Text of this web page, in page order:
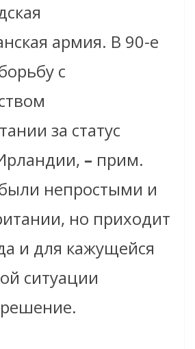
армия. В 90-е
с
за статус
– прим.
непростыми и
но приходит
и для кажущейся
ситуации